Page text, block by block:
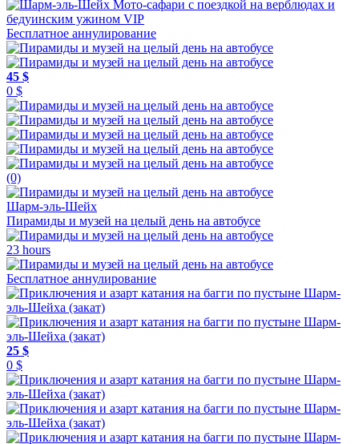
Бесплатное аннулирование
45 $
0 $
(0)
Шарм-эль-Шейх
Пирамиды и музей на целый день на автобусе
23 hours
Бесплатное аннулирование
25 $
0 $